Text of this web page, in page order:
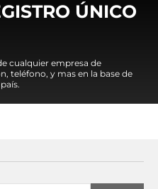
ÚNICO
cualquier empresa de
teléfono, y mas en la base de